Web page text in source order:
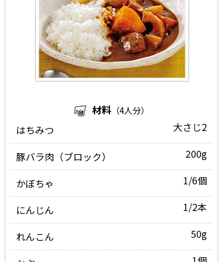
材料（4人分）
はちみつ 大さじ2
豚バラ肉（ブロック） 200g
かぼちゃ 1/6個
にんじん 1/2本
れんこん 50g